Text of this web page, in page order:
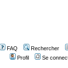
FAQ
Rechercher
Profil
Se